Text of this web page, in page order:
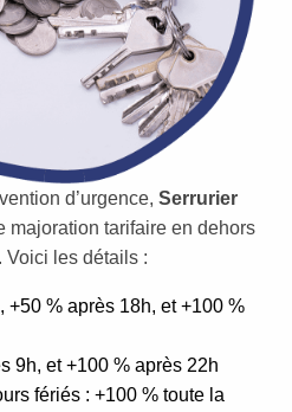
d’urgence, Serrurier
majoration tarifaire en dehors
les détails :
+50 % après 18h, et +100 %
9h, et +100 % après 22h
fériés : +100 % toute la